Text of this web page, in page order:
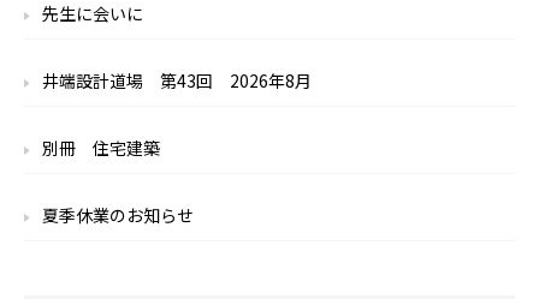
先生に会いに
井端設計道場 第43回 2026年8月
別冊 住宅建築
夏季休業のお知らせ